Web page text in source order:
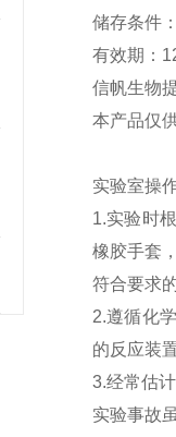
储存条件
有效期：
信帆生物
本产品仅
实验室操
1.实验时
橡胶手套
符合要求
2.遵循化
的反应装
3.经常估
实验事故